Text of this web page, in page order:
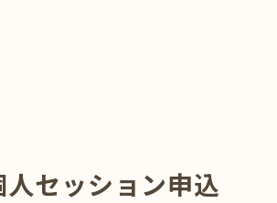
人セッション申込